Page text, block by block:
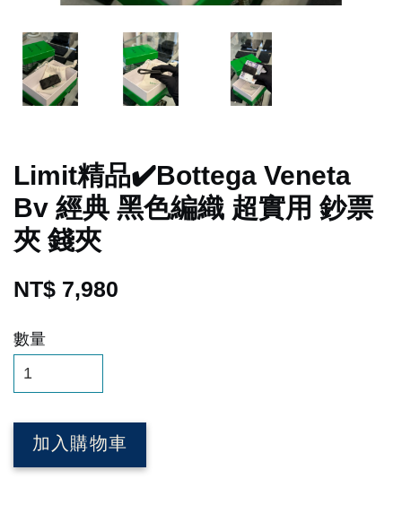
Limit精品✔️Bottega Veneta
Bv 經典 黑色編織 超實用 鈔票
夾 錢夾
NT$ 7,980
數量
加入購物車